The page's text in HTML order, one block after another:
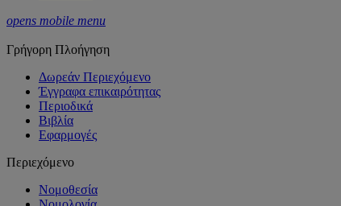
opens mobile menu
Γρήγορη Πλοήγηση
Δωρεάν Περιεχόμενο
Έγγραφα επικαιρότητας
Περιοδικά
Βιβλία
Εφαρμογές
Περιεχόμενο
Νομοθεσία